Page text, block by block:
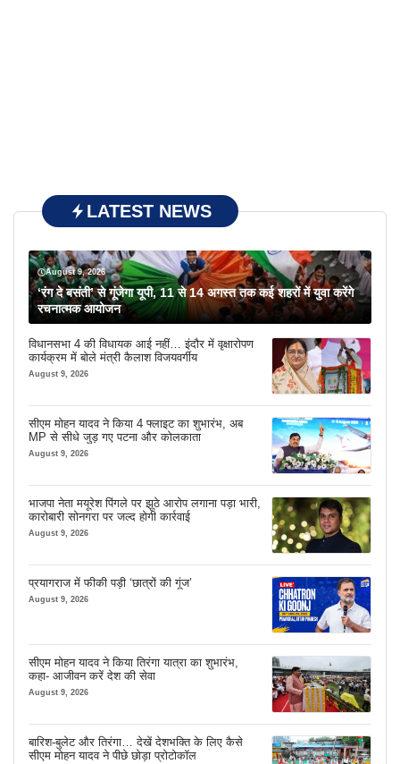
LATEST NEWS
August 9, 2026
‘रंग दे बसंती’ से गूंजेगा यूपी, 11 से 14 अगस्त तक कई शहरों में युवा करेंगे
रचनात्मक आयोजन
विधानसभा 4 की विधायक आई नहीं… इंदौर में वृक्षारोपण
कार्यक्रम में बोले मंत्री कैलाश विजयवर्गीय
August 9, 2026
सीएम मोहन यादव ने किया 4 फ्लाइट का शुभारंभ, अब
MP से सीधे जुड़ गए पटना और कोलकाता
August 9, 2026
भाजपा नेता मयूरेश पिंगले पर झूठे आरोप लगाना पड़ा भारी,
कारोबारी सोनगरा पर जल्द होगी कार्रवाई
August 9, 2026
प्रयागराज में फीकी पड़ी ‘छात्रों की गूंज’
August 9, 2026
सीएम मोहन यादव ने किया तिरंगा यात्रा का शुभारंभ,
कहा- आजीवन करें देश की सेवा
August 9, 2026
बारिश-बुलेट और तिरंगा… देखें देशभक्ति के लिए कैसे
सीएम मोहन यादव ने पीछे छोड़ा प्रोटोकॉल